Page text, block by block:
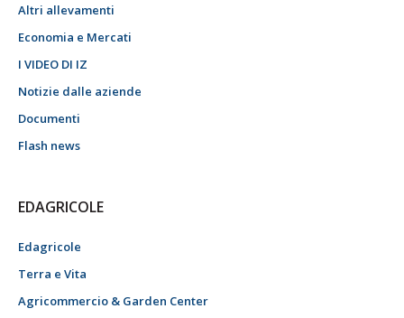
Altri allevamenti
Economia e Mercati
I VIDEO DI IZ
Notizie dalle aziende
Documenti
Flash news
EDAGRICOLE
Edagricole
Terra e Vita
Agricommercio & Garden Center